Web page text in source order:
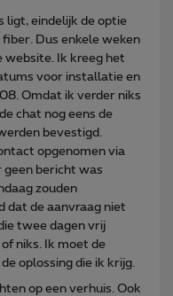
ligt, eindelijk de optie
Dus enkele weken
website. Ik kreeg het
voor installatie en
Omdat ik verder niks
chat nog eens de
bevestigd.
opgenomen via
geen bericht was
zouden
dat de aanvraag niet
twee dagen vrij
niks. Ik moet de
oplossing die ik krijg.
op een verhuis. Ook